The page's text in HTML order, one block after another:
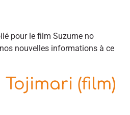
pour le film Suzume no
nouvelles informations à ce
(film)